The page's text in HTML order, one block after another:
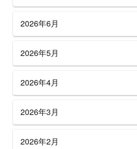
2026年6月
2026年5月
2026年4月
2026年3月
2026年2月